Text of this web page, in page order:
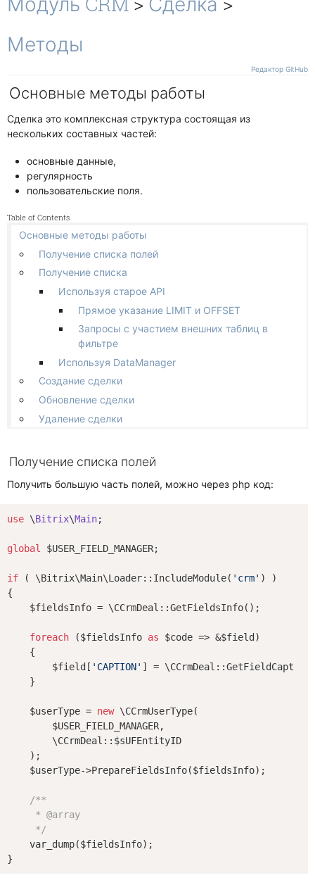
Свои условия
Участники задач
Канбан
Гант
Другие
Методы
Редактор GitHub
Основные методы работы
Сделка это комплексная структура состоящая из
нескольких составных частей:
основные данные,
регулярность
пользовательские поля.
Table of Contents
Основные методы работы
Получение списка полей
Получение списка
Используя старое API
Прямое указание LIMIT и OFFSET
Запросы с участием внешних таблиц в
фильтре
Используя DataManager
Создание сделки
Обновление сделки
Удаление сделки
Получение списка полей
Получить большую часть полей, можно через php код:
use \Bitrix\Main;
global $USER_FIELD_MANAGER;
if ( \Bitrix\Main\Loader::IncludeModule( 'crm' ) )
{
    $fieldsInfo = \CCrmDeal::GetFieldsInfo();
foreach ($fieldsInfo as $code => &$field)
    {
        $field[
'CAPTION' ] =
    }
    $userType =
new \CCrmUserType(
        $USER_FIELD_MANAGER,
        \CCrmDeal::$sUFEntityID
    );
    $userType->PrepareFieldsInfo($fieldsInfo);
/**
     *
@array
     */
    var_dump($fieldsInfo);